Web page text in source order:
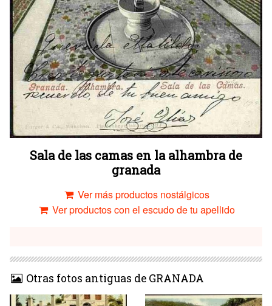
Sala de las camas en la alhambra de
granada
Ver más productos nostálgicos
Ver productos con el escudo de tu apellido
Otras fotos antiguas de GRANADA